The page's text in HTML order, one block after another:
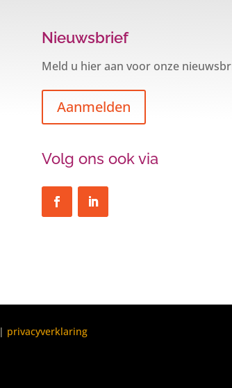
Nieuwsbrief
Meld u hier aan voor onze
Aanmelden
Volg ons ook via
| privacyverklaring